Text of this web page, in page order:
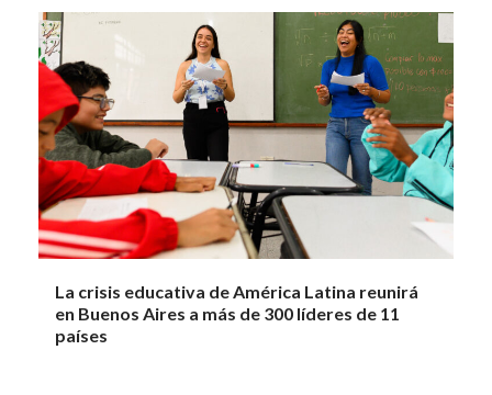
La crisis educativa de América Latina reunirá
en Buenos Aires a más de 300 líderes de 11
países